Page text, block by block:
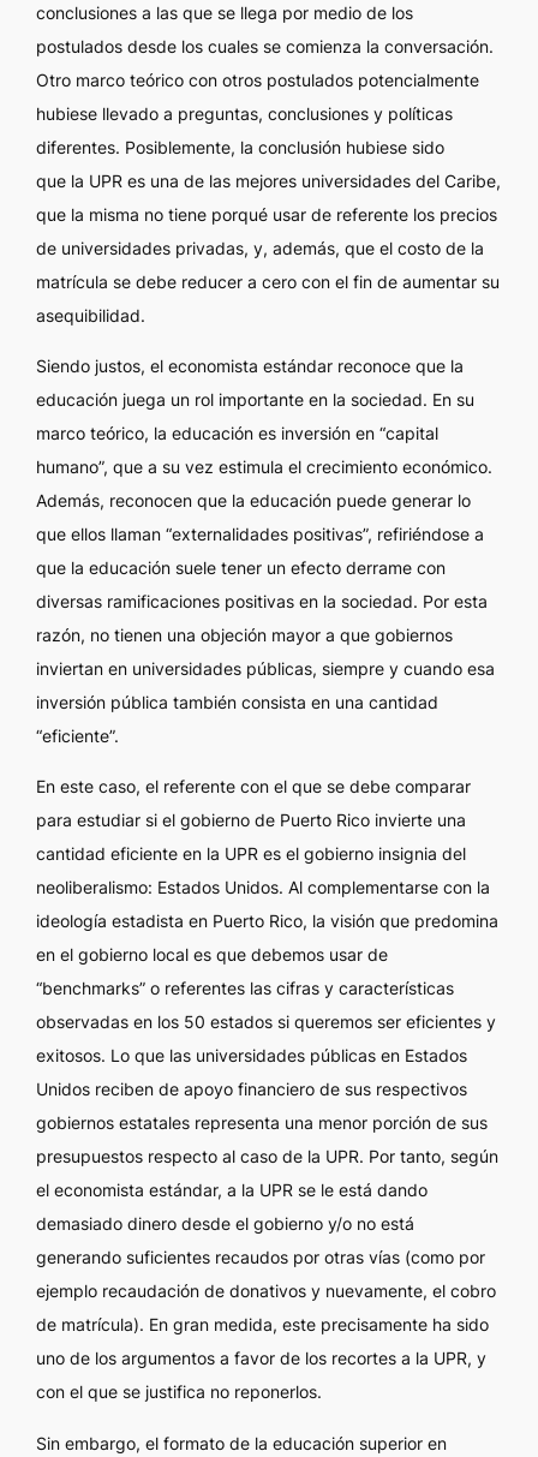
conclusiones a las que se llega por medio de los
postulados desde los cuales se comienza la conversación.
Otro marco teórico con otros postulados potencialmente
hubiese llevado a preguntas, conclusiones y políticas
diferentes. Posiblemente, la conclusión hubiese sido
que la UPR es una de las mejores universidades del Caribe,
que la misma no tiene porqué usar de referente los precios
de universidades privadas, y, además, que el costo de la
matrícula se debe reducer a cero con el fin de aumentar su
asequibilidad.
Siendo justos, el economista estándar reconoce que la
educación juega un rol importante en la sociedad. En su
marco teórico, la educación es inversión en “capital
humano”, que a su vez estimula el crecimiento económico.
Además, reconocen que la educación puede generar lo
que ellos llaman “externalidades positivas”, refiriéndose a
que la educación suele tener un efecto derrame con
diversas ramificaciones positivas en la sociedad. Por esta
razón, no tienen una objeción mayor a que gobiernos
inviertan en universidades públicas, siempre y cuando esa
inversión pública también consista en una cantidad
“eficiente”.
En este caso, el referente con el que se debe comparar
para estudiar si el gobierno de Puerto Rico invierte una
cantidad eficiente en la UPR es el gobierno insignia del
neoliberalismo: Estados Unidos. Al complementarse con la
ideología estadista en Puerto Rico, la visión que predomina
en el gobierno local es que debemos usar de
“benchmarks” o referentes las cifras y características
observadas en los 50 estados si queremos ser eficientes y
exitosos. Lo que las universidades públicas en Estados
Unidos reciben de apoyo financiero de sus respectivos
gobiernos estatales representa una menor porción de sus
presupuestos respecto al caso de la UPR. Por tanto, según
el economista estándar, a la UPR se le está dando
demasiado dinero desde el gobierno y/o no está
generando suficientes recaudos por otras vías (como por
ejemplo recaudación de donativos y nuevamente, el cobro
de matrícula). En gran medida, este precisamente ha sido
uno de los argumentos a favor de los recortes a la UPR, y
con el que se justifica no reponerlos.
Sin embargo, el formato de la educación superior en